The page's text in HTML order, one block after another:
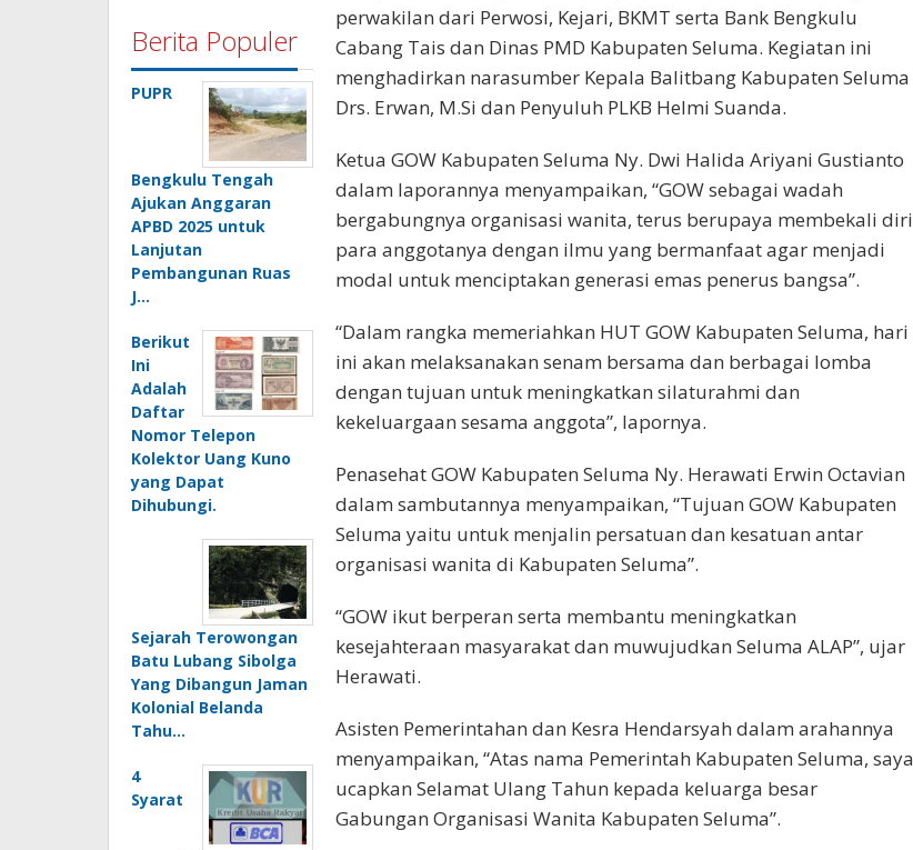
Berita Populer
PUPR
Bengkulu Tengah
Ajukan Anggaran
APBD 2025 untuk
Lanjutan
Pembangunan Ruas
J…
Berikut
Ini
Adalah
Daftar
Nomor Telepon
Kolektor Uang Kuno
yang Dapat
Dihubungi.
Sejarah Terowongan
Batu Lubang Sibolga
Yang Dibangun Jaman
Kolonial Belanda
Tahu…
4
Syarat
perwakilan dari Perwosi, Kejari, BKMT serta Bank Bengkulu
Cabang Tais dan Dinas PMD Kabupaten Seluma. Kegiatan ini
menghadirkan narasumber Kepala Balitbang Kabupaten Seluma
Drs. Erwan, M.Si dan Penyuluh PLKB Helmi Suanda.
Ketua GOW Kabupaten Seluma Ny. Dwi Halida Ariyani Gustianto
dalam laporannya menyampaikan, “GOW sebagai wadah
bergabungnya organisasi wanita, terus berupaya membekali diri
para anggotanya dengan ilmu yang bermanfaat agar menjadi
modal untuk menciptakan generasi emas penerus bangsa”.
“Dalam rangka memeriahkan HUT GOW Kabupaten Seluma, hari
ini akan melaksanakan senam bersama dan berbagai lomba
dengan tujuan untuk meningkatkan silaturahmi dan
kekeluargaan sesama anggota”, lapornya.
Penasehat GOW Kabupaten Seluma Ny. Herawati Erwin Octavian
dalam sambutannya menyampaikan, “Tujuan GOW Kabupaten
Seluma yaitu untuk menjalin persatuan dan kesatuan antar
organisasi wanita di Kabupaten Seluma”.
“GOW ikut berperan serta membantu meningkatkan
kesejahteraan masyarakat dan muwujudkan Seluma ALAP”, ujar
Herawati.
Asisten Pemerintahan dan Kesra Hendarsyah dalam arahannya
menyampaikan, “Atas nama Pemerintah Kabupaten Seluma, saya
ucapkan Selamat Ulang Tahun kepada keluarga besar
Gabungan Organisasi Wanita Kabupaten Seluma”.